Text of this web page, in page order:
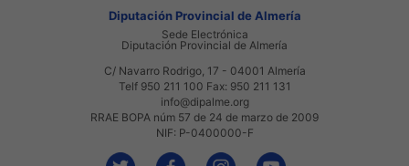
Diputación Provincial de Almería
Sede Electrónica
Diputación Provincial de Almería
C/ Navarro Rodrigo, 17 - 04001 Almería
Telf 950 211 100 Fax: 950 211 131
info@dipalme.org
RRAE BOPA núm 57 de 24 de marzo de 2009
NIF: P-0400000-F